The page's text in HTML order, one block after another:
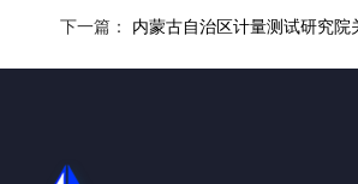
下一篇： 内蒙古自治区计量测试研究